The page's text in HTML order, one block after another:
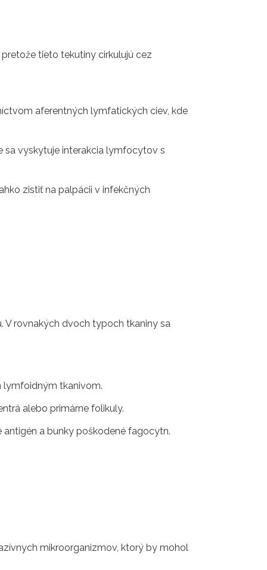
tieto tekutiny cirkulujú cez
aferentných lymfatických ciev, kde
sa vyskytuje interakcia lymfocytov s
zistiť na palpácii v infekčných
V rovnakých dvoch typoch tkaniny sa
lymfoidným tkanivom.
alebo primárne folikuly.
antigén a bunky poškodené fagocytn.
mikroorganizmov, ktorý by mohol